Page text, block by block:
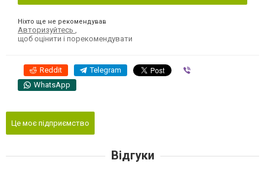
Ніхто ще не рекомендував
Авторизуйтесь
щоб оцінити і порекомендувати
Reddit Telegram
WhatsApp
Це моє підприємство
Відгуки